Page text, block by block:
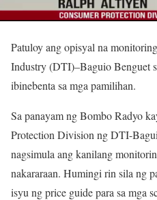
Patuloy ang opisyal na
Industry (DTI)–Baguio Benguet
ibinebenta sa mga pamilihan.
Sa panayam ng Bombo Radyo
Protection Division ng DTI-
nagsimula ang kanilang
nakararaan. Humingi rin sila ng
isyu ng price guide para sa mga